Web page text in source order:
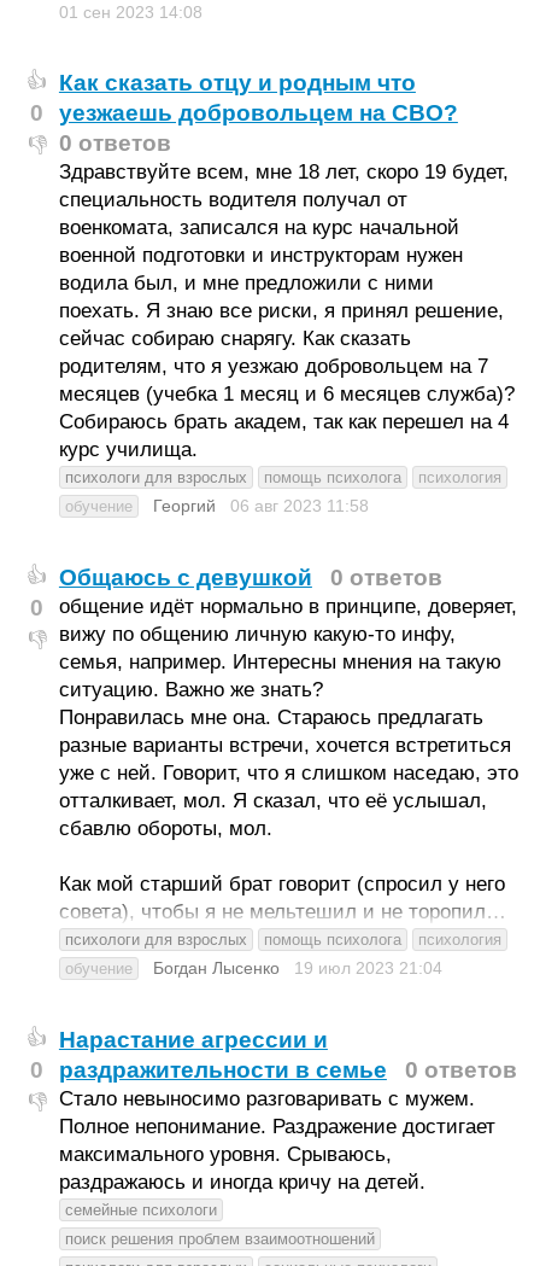
01 сен 2023 14:08
👍
0
👎
Как сказать отцу и родным что
уезжаешь добровольцем на СВО?
0 ответов
Здравствуйте всем, мне 18 лет, скоро 19 будет,
специальность водителя получал от
военкомата, записался на курс начальной
военной подготовки и инструкторам нужен
водила был, и мне предложили с ними
поехать. Я знаю все риски, я принял решение,
сейчас собираю снарягу. Как сказать
родителям, что я уезжаю добровольцем на 7
месяцев (учебка 1 месяц и 6 месяцев служба)?
Собираюсь брать академ, так как перешел на 4
курс училища.
психологи для взрослых помощь психолога
психология
обучение
Георгий 06 авг 2023 11:58
👍
0
👎
Общаюсь с девушкой 0 ответов
общение идёт нормально в принципе, доверяет,
вижу по общению личную какую-то инфу,
семья, например. Интересны мнения на такую
ситуацию. Важно же знать?
Понравилась мне она. Стараюсь предлагать
разные варианты встречи, хочется встретиться
уже с ней. Говорит, что я слишком наседаю, это
отталкивает, мол. Я сказал, что её услышал,
сбавлю обороты, мол.
Как мой старший брат говорит (спросил у него
совета), чтобы я не мельтешил и не торопил…
психологи для взрослых помощь психолога
психология
обучение
Богдан Лысенко 19 июл 2023 21:04
👍
0
👎
Нарастание агрессии и
раздражительности в семье
0 ответов
Стало невыносимо разговаривать с мужем.
Полное непонимание. Раздражение достигает
максимального уровня. Срываюсь,
раздражаюсь и иногда кричу на детей.
семейные психологи
поиск решения проблем взаимоотношений